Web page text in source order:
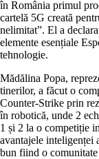
în România primul
cartelă 5G creată
nelimitat”. El a
elemente esențiale
tehnologie.
Mădălina Popa,
tinerilor, a făcut o
Counter-Strike prin
în robotică, unde 2
1 și 2 la o competiție
avantajele inteligenței
bun fiind o